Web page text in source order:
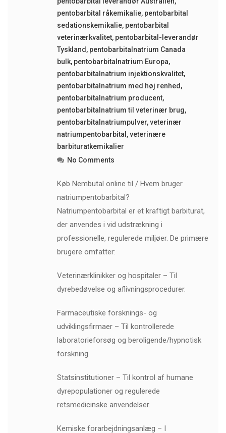
pentobarbital råkemikalie, pentobarbital
sedationskemikalie, pentobarbital
veterinærkvalitet, pentobarbital-leverandør
Tyskland , pentobarbitalnatrium Canada
bulk, pentobarbitalnatrium Europa,
pentobarbitalnatrium injektionskvalitet,
pentobarbitalnatrium med høj renhed ,
pentobarbitalnatrium producent,
pentobarbitalnatrium til veterinær brug,
pentobarbitalnatriumpulver,veterinær
natriumpentobarbital ,veterinære
barbituratkemikalier
No Comments
Køb Nembutal online til / Hvem bruger
natriumpentobarbital?
Natriumpentobarbital er et kraftigt barbiturat,
der anvendes i vid udstrækning i
professionelle, regulerede miljøer. De primære
brugere omfatter:
Veterinærklinikker og hospitaler – Til
dyrebedøvelse og aflivningsprocedurer.
Farmaceutiske forsknings- og
udviklingsfirmaer – Til kontrollerede
laboratorieforsøg og beroligende/hypnotisk
forskning.
Statsinstitutioner – Til kontrol af humane
dyrepopulationer og regulerede
retsmedicinske anvendelser.
Kemiske forarbejdningsanlæg – I